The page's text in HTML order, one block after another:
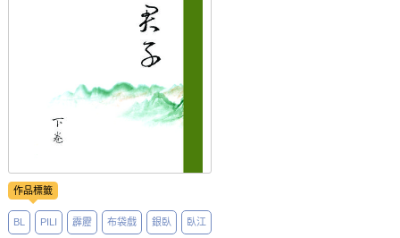
作品標籤
BL PILI 霹靂 布袋戲 銀臥 臥江